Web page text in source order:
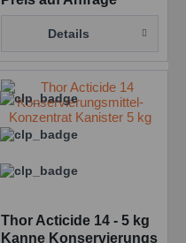
Details
Thor Acticide 14 - 5 kg
Kanne Konservierungs